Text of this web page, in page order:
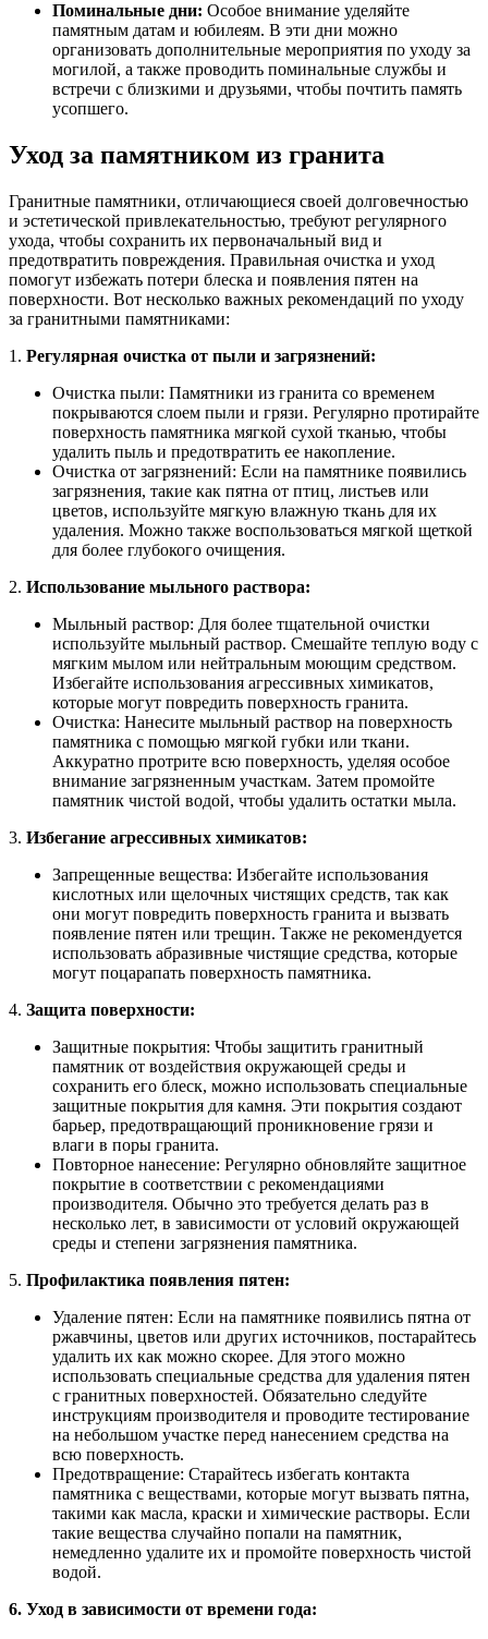
Поминальные дни: Особое внимание уделяйте
памятным датам и юбилеям. В эти дни можно
организовать дополнительные мероприятия по уходу за
могилой, а также проводить поминальные службы и
встречи с близкими и друзьями, чтобы почтить память
усопшего.
Уход за памятником из гранита
Гранитные памятники, отличающиеся своей долговечностью
и эстетической привлекательностью, требуют регулярного
ухода, чтобы сохранить их первоначальный вид и
предотвратить повреждения. Правильная очистка и уход
помогут избежать потери блеска и появления пятен на
поверхности. Вот несколько важных рекомендаций по уходу
за гранитными памятниками:
1. Регулярная очистка от пыли и загрязнений:
Очистка пыли: Памятники из гранита со временем
покрываются слоем пыли и грязи. Регулярно протирайте
поверхность памятника мягкой сухой тканью, чтобы
удалить пыль и предотвратить ее накопление.
Очистка от загрязнений: Если на памятнике появились
загрязнения, такие как пятна от птиц, листьев или
цветов, используйте мягкую влажную ткань для их
удаления. Можно также воспользоваться мягкой щеткой
для более глубокого очищения.
2. Использование мыльного раствора:
Мыльный раствор: Для более тщательной очистки
используйте мыльный раствор. Смешайте теплую воду с
мягким мылом или нейтральным моющим средством.
Избегайте использования агрессивных химикатов,
которые могут повредить поверхность гранита.
Очистка: Нанесите мыльный раствор на поверхность
памятника с помощью мягкой губки или ткани.
Аккуратно протрите всю поверхность, уделяя особое
внимание загрязненным участкам. Затем промойте
памятник чистой водой, чтобы удалить остатки мыла.
3. Избегание агрессивных химикатов:
Запрещенные вещества: Избегайте использования
кислотных или щелочных чистящих средств, так как
они могут повредить поверхность гранита и вызвать
появление пятен или трещин. Также не рекомендуется
использовать абразивные чистящие средства, которые
могут поцарапать поверхность памятника.
4. Защита поверхности:
Защитные покрытия: Чтобы защитить гранитный
памятник от воздействия окружающей среды и
сохранить его блеск, можно использовать специальные
защитные покрытия для камня. Эти покрытия создают
барьер, предотвращающий проникновение грязи и
влаги в поры гранита.
Повторное нанесение: Регулярно обновляйте защитное
покрытие в соответствии с рекомендациями
производителя. Обычно это требуется делать раз в
несколько лет, в зависимости от условий окружающей
среды и степени загрязнения памятника.
5. Профилактика появления пятен:
Удаление пятен: Если на памятнике появились пятна от
ржавчины, цветов или других источников, постарайтесь
удалить их как можно скорее. Для этого можно
использовать специальные средства для удаления пятен
с гранитных поверхностей. Обязательно следуйте
инструкциям производителя и проводите тестирование
на небольшом участке перед нанесением средства на
всю поверхность.
Предотвращение: Старайтесь избегать контакта
памятника с веществами, которые могут вызвать пятна,
такими как масла, краски и химические растворы. Если
такие вещества случайно попали на памятник,
немедленно удалите их и промойте поверхность чистой
водой.
6. Уход в зависимости от времени года: